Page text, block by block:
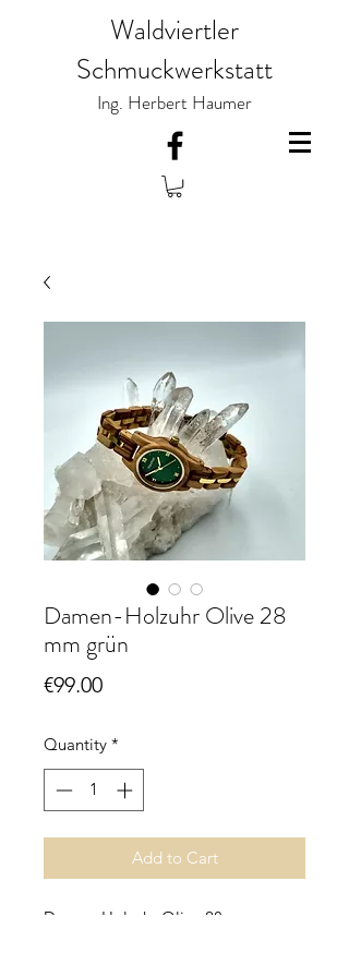
Waldviertler
Schmuckwerkstatt
Ing. Herbert Haumer
Damen-Holzuhr Olive 28
mm grün
€99.00Price
Quantity *
Add to Cart
Damen-Holzuhr Olive 28 mm